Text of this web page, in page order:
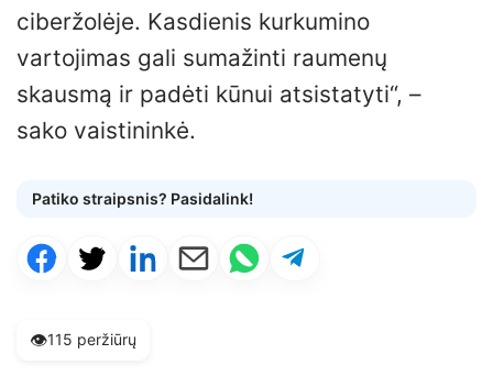
ciberžolėje. Kasdienis kurkumino
vartojimas gali sumažinti raumenų
skausmą ir padėti kūnui atsistatyti“, –
sako vaistininkė.
Patiko straipsnis? Pasidalink!
👁️115 peržiūrų